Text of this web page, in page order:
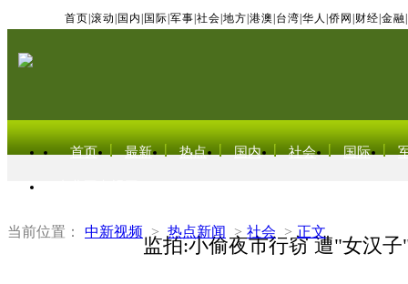
首页 滚动 国内 国际 军事 社会 地方 港澳 台湾 华人 侨网 财经 金融
首页 最新 热点 国内 社会 国际
当前位置： 中新视频 > 热点新闻 > 社会 > 正文
监拍:小偷夜市行窃 遭"女汉子